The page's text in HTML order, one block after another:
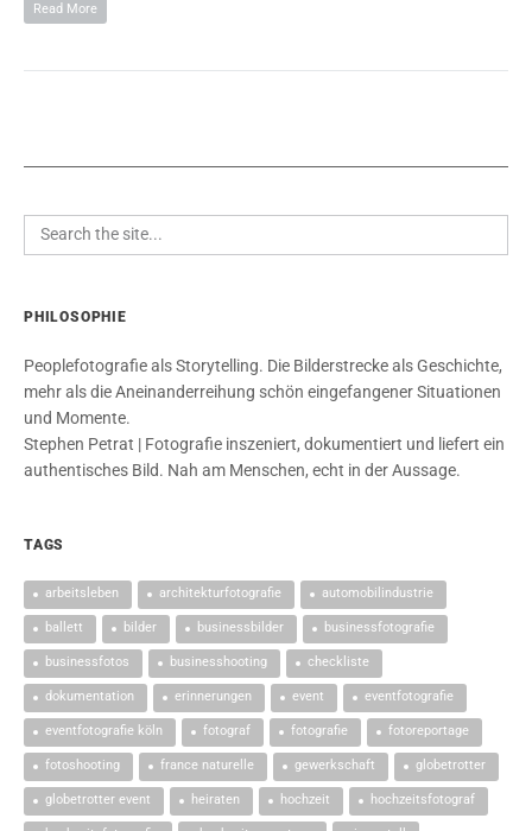
Read More
PHILOSOPHIE
Peoplefotografie als Storytelling. Die Bilderstrecke als Geschichte,
mehr als die Aneinanderreihung schön eingefangener Situationen
und Momente.
Stephen Petrat | Fotografie inszeniert, dokumentiert und liefert ein
authentisches Bild. Nah am Menschen, echt in der Aussage.
TAGS
arbeitsleben architekturfotografie automobilindustrie
ballett bilder businessbilder businessfotografie
businessfotos businesshooting checkliste
dokumentation erinnerungen event eventfotografie
eventfotografie köln fotograf fotografie fotoreportage
fotoshooting france naturelle gewerkschaft globetrotter
globetrotter event heiraten hochzeit hochzeitsfotograf